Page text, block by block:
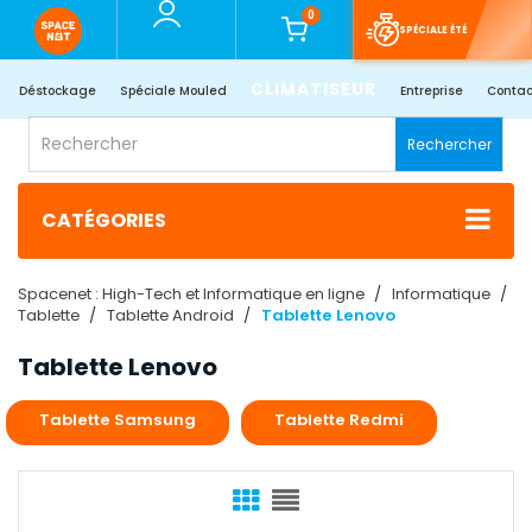
0
SPÉCIALE ÉTÉ
Déstockage Spéciale Mouled CLIMATISEUR Entreprise
Rechercher
CATÉGORIES
Spacenet : High-Tech et Informatique en ligne
Informatique
Tablette
Tablette Android Tablette Lenovo
Tablette Lenovo
Tablette Samsung Tablette Redmi